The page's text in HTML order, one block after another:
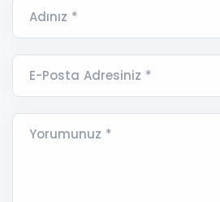
Adınız *
E-Posta Adresiniz *
Yorumunuz *